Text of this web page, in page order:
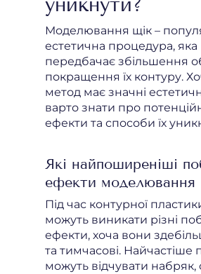
Моделювання щік –
естетична процедура, яка
передбачає збільшення
покращення їх контуру.
метод має значні
варто знати про
ефекти та способи їх
Які найпоширеніші
ефекти моделювання
Під час контурної
можуть виникати різні
ефекти, хоча вони
та тимчасові. Найчастіше
можуть відчувати